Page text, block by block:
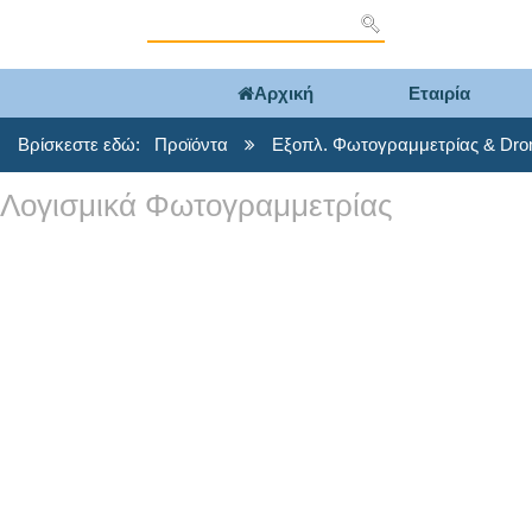
Αρχική Εταιρία
Βρίσκεστε εδώ: Προϊόντα Εξοπλ. Φωτογραμμετρίας &
Λογισμικά Φωτογραμμετρίας